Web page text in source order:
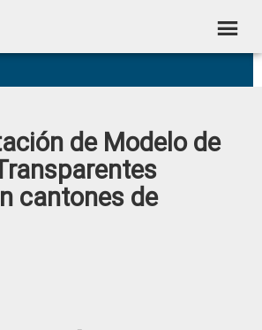
de Modelo de
cantones de